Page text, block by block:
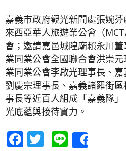
嘉義市政府觀光新聞處張婉
來西亞華人旅遊業公會（
會；邀請嘉邑城隍廟賴永川
業同業公會全國聯合會洪崇
業同業公會李啟光理事長、
劉慶宗理事長、嘉義諸羅街
事長等近百人組成「嘉義隊
光底蘊與接待實力。
Facebook
Twitter
Line